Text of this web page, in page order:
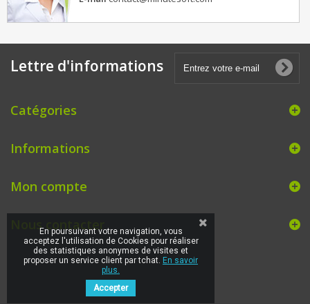
Lettre d'informations
Catégories
Informations
Mon compte
Nous contacter
En poursuivant votre navigation, vous
acceptez l'utilisation de Cookies pour réaliser
des statistiques anonymes de visites et
proposer un service client par tchat. En savoir
plus.
Accepter